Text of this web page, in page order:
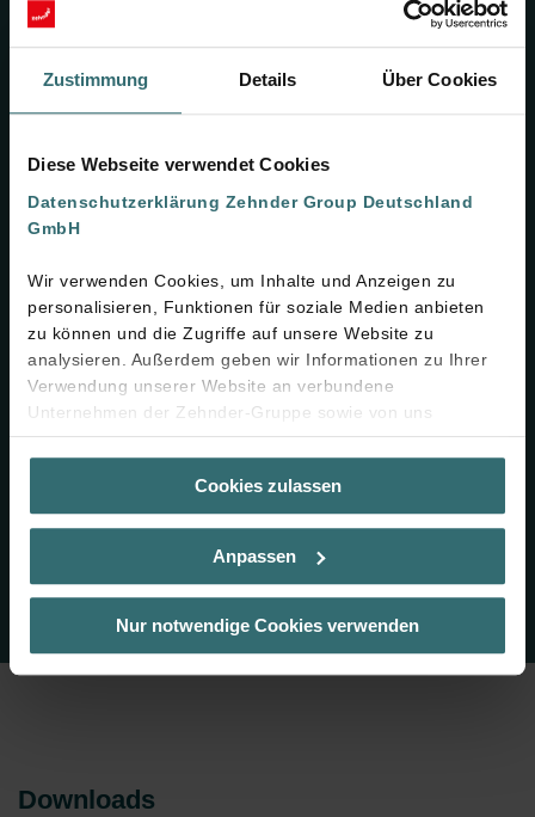
Zustimmung Details Über Cookies
Diese Webseite verwendet Cookies
Datenschutzerklärung Zehnder Group Deutschland
GmbH
Wir verwenden Cookies, um Inhalte und Anzeigen zu
personalisieren, Funktionen für soziale Medien anbieten
zu können und die Zugriffe auf unsere Website zu
analysieren. Außerdem geben wir Informationen zu Ihrer
Verwendung unserer Website an verbundene
Unternehmen der Zehnder-Gruppe sowie von uns
beauftragte Dienstleister zum Zweck der Werbung und
Analysen weiter. Unsere Dienstleister führen diese
Informationen möglicherweise mit weiteren Daten
zusammen, die Sie bereitgestellt haben oder die sie im
geben die Einwilligung zu unseren Cookies, wenn Sie in
deren Verwendung eingewilligt haben.
Laut Gesetz können wir Cookies auf Ihrem Gerät
speichern, wenn diese für den Betrieb dieser Seite
unbedingt notwendig sind (Kategorie „Notwendig“). Für
Sie können Ihre Einwilligung jederzeit von der Cookie-
Cookies zulassen
Anpassen
Nur notwendige Cookies verwenden
Komfort-Lüftungssystems – deshalb sollten sie harmonisch in
Downloads